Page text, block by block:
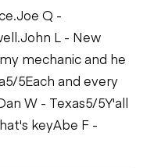
Joe Q -
John L - New
mechanic and he
5/5Each and every
W - Texas5/5Y'all
keyAbe F -